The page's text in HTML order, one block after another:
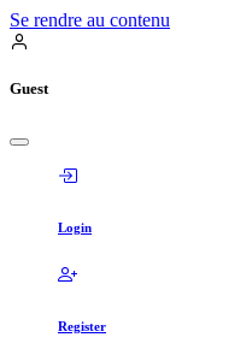
Se rendre au contenu
Guest
Login
Register